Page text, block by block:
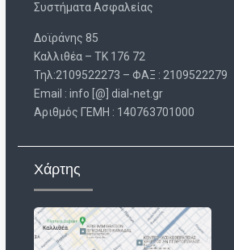
Συστήματα Ασφαλείας
Δοϊράνης 85
Καλλιθέα – ΤΚ 176 72
Τηλ:2109522273 – ΦΑΞ : 2109522279
Email : info [@] dial-net.gr
Aριθμός ΓΕΜΗ : 140763701000
Χάρτης